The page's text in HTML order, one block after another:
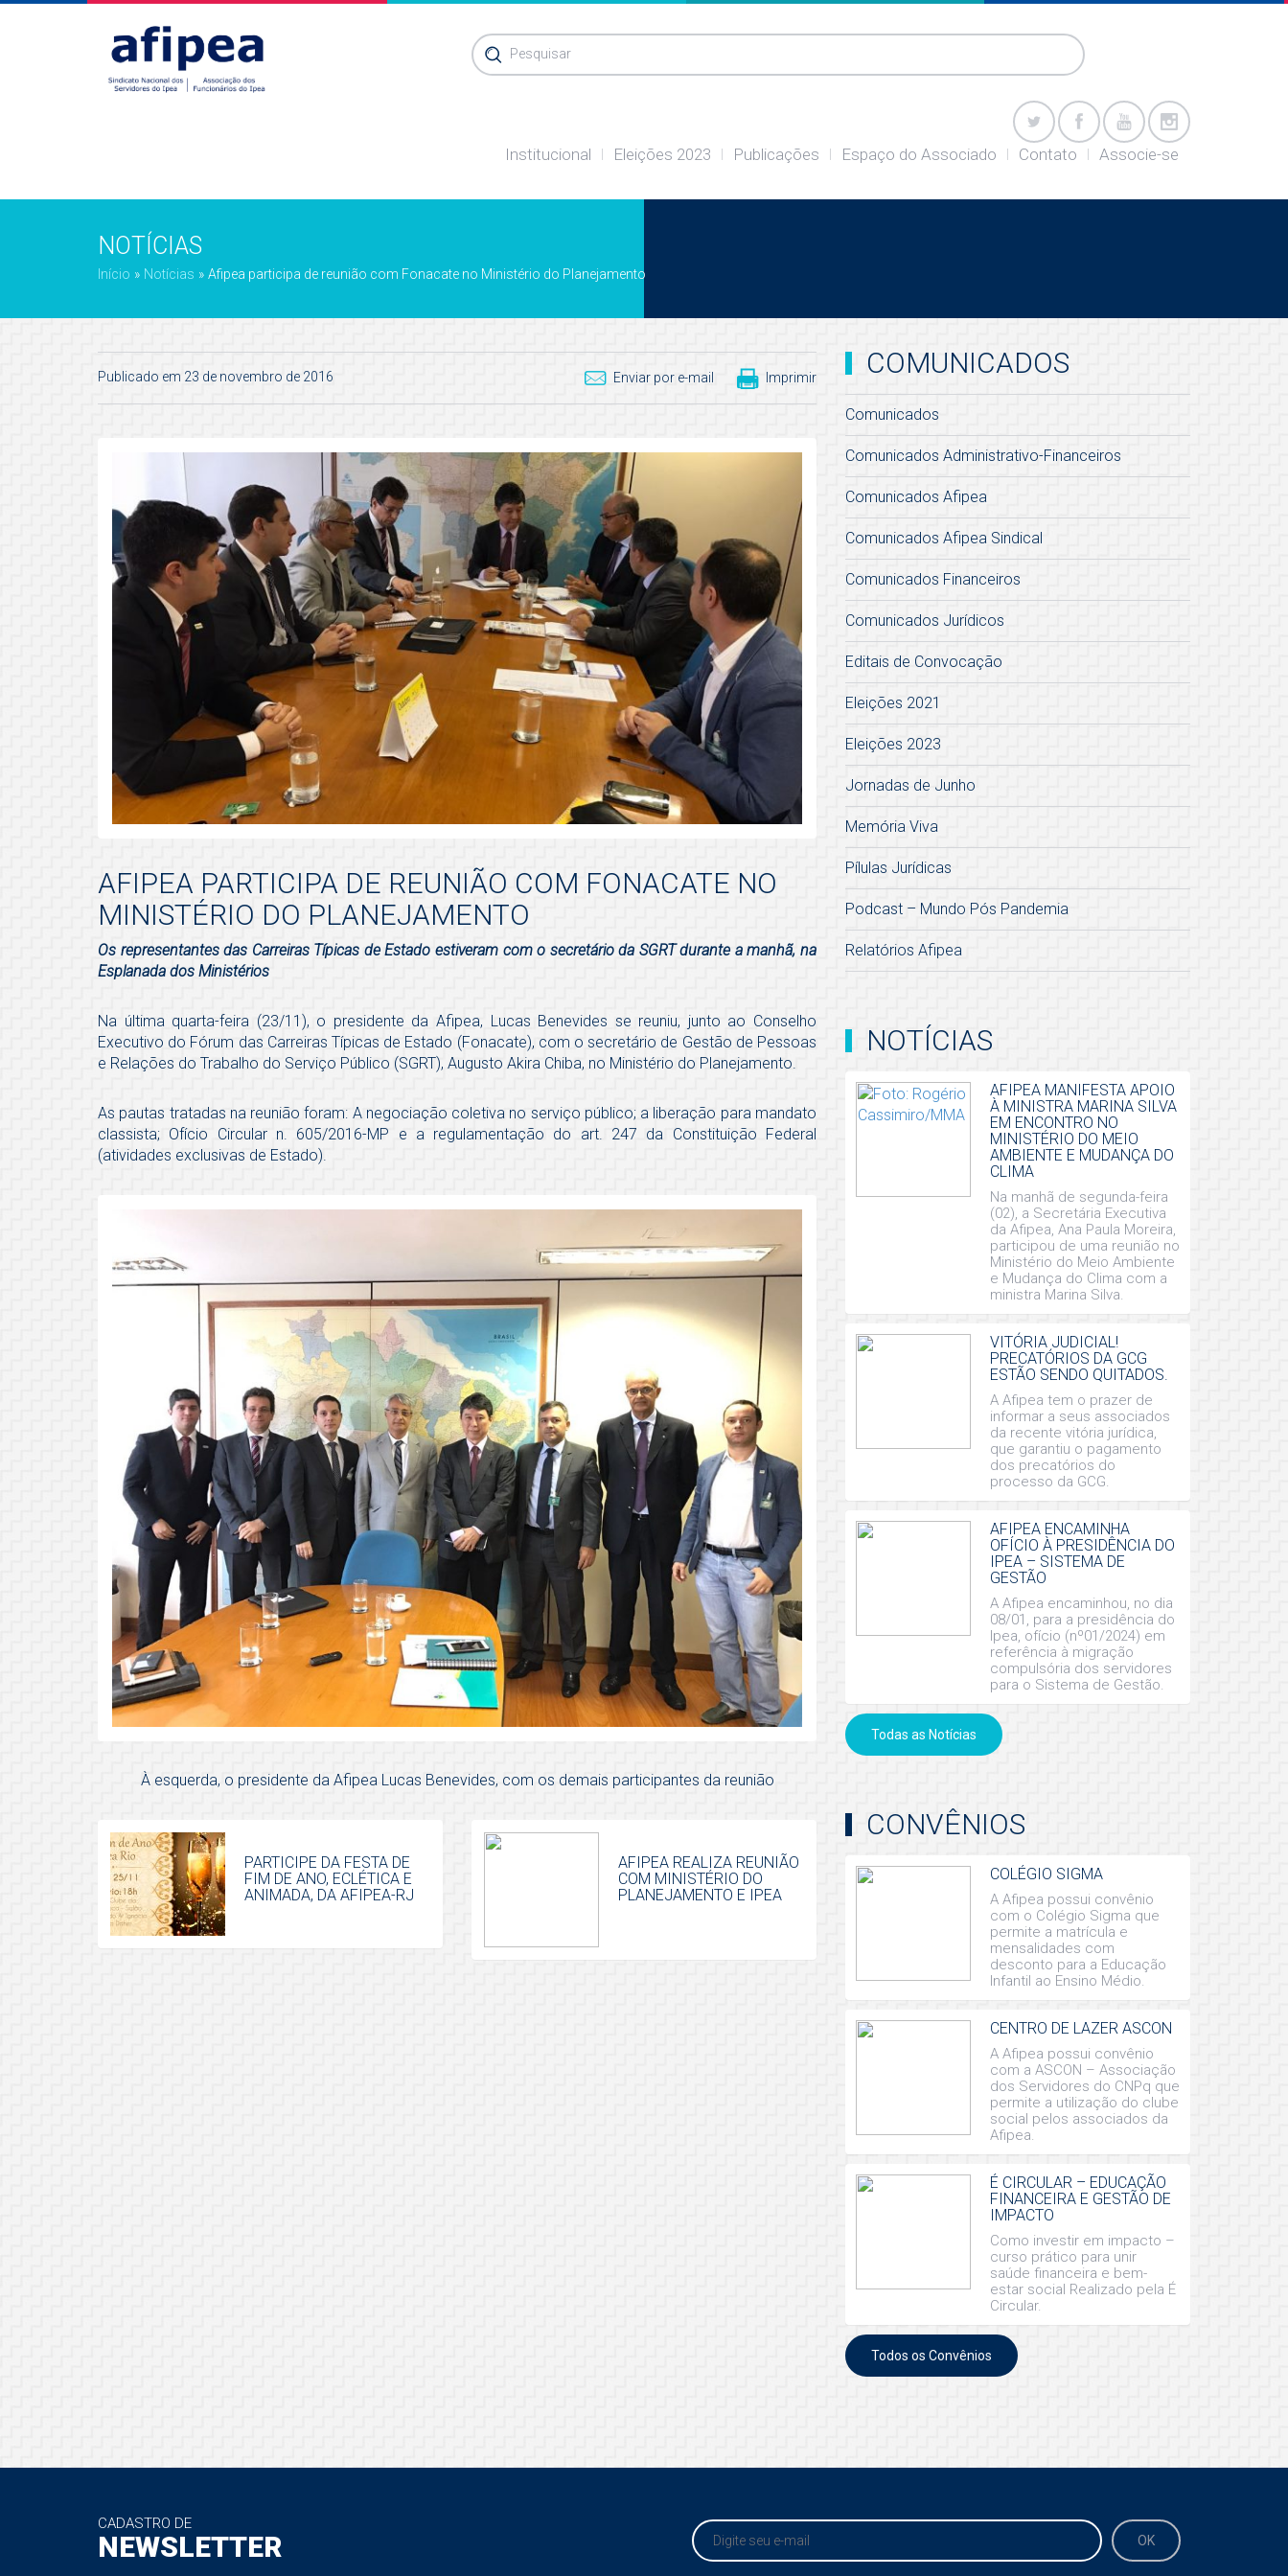
Pesquisar
Institucional Eleições 2023 Publicações Espaço do Associado Contato Associe-se
NOTÍCIAS
Início » Notícias » Afipea participa de reunião com Fonacate no Ministério do Planejamento
Publicado em 23 de novembro de 2016 Enviar por e-mail Imprimir
AFIPEA PARTICIPA DE REUNIÃO COM FONACATE NO
MINISTÉRIO DO PLANEJAMENTO
Os representantes das Carreiras Típicas de Estado estiveram com o secretário da SGRT durante a manhã, na
Esplanada dos Ministérios
Na última quarta-feira (23/11), o presidente da Afipea, Lucas Benevides se reuniu, junto ao Conselho
Executivo do Fórum das Carreiras Típicas de Estado (Fonacate), com o secretário de Gestão de Pessoas
e Relações do Trabalho do Serviço Público (SGRT), Augusto Akira Chiba, no Ministério do Planejamento.
As pautas tratadas na reunião foram: A negociação coletiva no serviço público; a liberação para mandato
classista; Ofício Circular n. 605/2016-MP e a regulamentação do art. 247 da Constituição Federal
(atividades exclusivas de Estado).
À esquerda, o presidente da Afipea Lucas Benevides, com os demais participantes da reunião
PARTICIPE DA FESTA DE
FIM DE ANO, ECLÉTICA E
ANIMADA, DA AFIPEA-RJ
AFIPEA REALIZA REUNIÃO
COM MINISTÉRIO DO
PLANEJAMENTO E IPEA
COMUNICADOS
Comunicados
Comunicados Administrativo-Financeiros
Comunicados Afipea
Comunicados Afipea Sindical
Comunicados Financeiros
Comunicados Jurídicos
Editais de Convocação
Eleições 2021
Eleições 2023
Jornadas de Junho
Memória Viva
Pílulas Jurídicas
Podcast – Mundo Pós Pandemia
Relatórios Afipea
NOTÍCIAS
AFIPEA MANIFESTA APOIO
À MINISTRA MARINA SILVA
EM ENCONTRO NO
MINISTÉRIO DO MEIO
AMBIENTE E MUDANÇA DO
CLIMA
Na manhã de segunda-feira
(02), a Secretária Executiva
da Afipea, Ana Paula Moreira,
participou de uma reunião no
Ministério do Meio Ambiente
e Mudança do Clima com a
ministra Marina Silva.
VITÓRIA JUDICIAL!
PRECATÓRIOS DA GCG
ESTÃO SENDO QUITADOS.
A Afipea tem o prazer de
informar a seus associados
da recente vitória jurídica,
que garantiu o pagamento
dos precatórios do
processo da GCG.
AFIPEA ENCAMINHA
OFÍCIO À PRESIDÊNCIA DO
IPEA – SISTEMA DE
GESTÃO
A Afipea encaminhou, no dia
08/01, para a presidência do
Ipea, ofício (nº01/2024) em
referência à migração
compulsória dos servidores
para o Sistema de Gestão.
Todas as Notícias
CONVÊNIOS
COLÉGIO SIGMA
A Afipea possui convênio
com o Colégio Sigma que
permite a matrícula e
mensalidades com
desconto para a Educação
Infantil ao Ensino Médio.
CENTRO DE LAZER ASCON
A Afipea possui convênio
com a ASCON – Associação
dos Servidores do CNPq que
permite a utilização do clube
social pelos associados da
Afipea.
É CIRCULAR – EDUCAÇÃO
FINANCEIRA E GESTÃO DE
IMPACTO
Como investir em impacto –
curso prático para unir
saúde financeira e bem-
estar social Realizado pela É
Circular.
Todos os Convênios
CADASTRO DE
NEWSLETTER